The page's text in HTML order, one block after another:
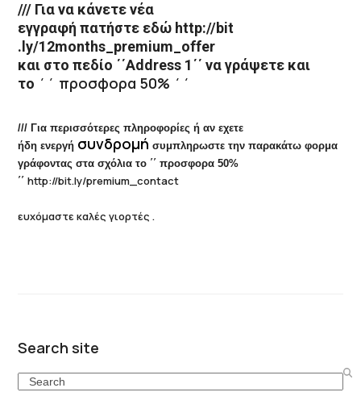
/// Για να κάνετενέα
εγγραφή πατήστε εδώ http://bit
.ly/12months_premium_offer
και στο πεδίο ΄΄Address 1΄΄ να γράψετε και
το ΄΄ προσφορα 50% ΄΄
/// Για περισσότερες πληροφορίες ή αν εχετε
ήδη ενεργή συνδρομήσυμπληρωστε την παρακάτω φορμα
γράφονταςστα σχόλια το ΄΄ προσφορα 50%
΄΄http://bit.ly/premium_contact
ευχόμαστε καλές γιορτές .
Search site
Search